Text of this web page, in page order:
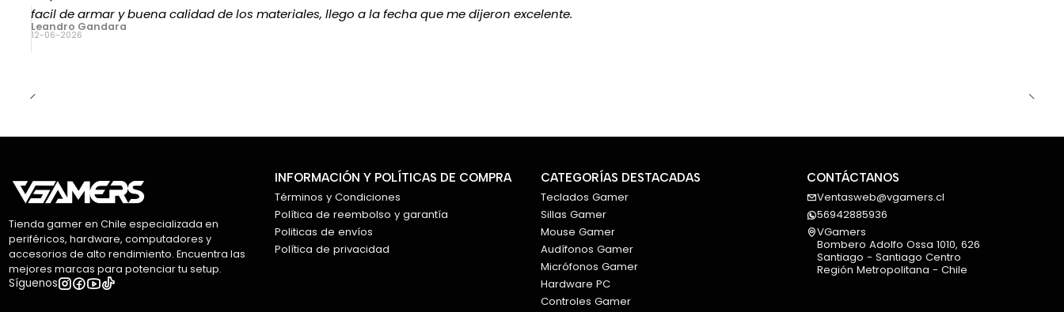
facil de armar y buena calidad de los materiales, llego a la fecha que me dijeron excelente.
Leandro Gandara
12-06-2026
Tienda gamer en Chile especializada en
periféricos, hardware, computadores y
accesorios de alto rendimiento. Encuentra las
mejores marcas para potenciar tu setup.
Síguenos
INFORMACIÓN Y POLÍTICAS DE COMPRA
Términos y Condiciones
Política de reembolso y garantía
Politicas de envíos
Política de privacidad
CATEGORÍAS DESTACADAS
Teclados Gamer
Sillas Gamer
Mouse Gamer
Audífonos Gamer
Micrófonos Gamer
Hardware PC
Controles Gamer
CONTÁCTANOS
Ventasweb@vgamers.cl
56942885936
VGamers
Bombero Adolfo Ossa 1010, 626
Santiago - Santiago Centro
Región Metropolitana - Chile